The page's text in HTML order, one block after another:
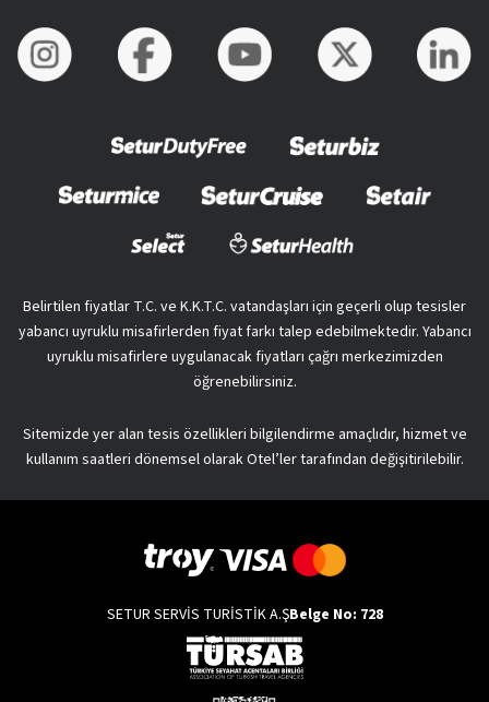
Belirtilen fiyatlar T.C. ve K.K.T.C. vatandaşları için geçerli olup tesisler
yabancı uyruklu misafirlerden fiyat farkı talep edebilmektedir. Yabancı
uyruklu misafirlere uygulanacak fiyatları çağrı merkezimizden
öğrenebilirsiniz.
Sitemizde yer alan tesis özellikleri bilgilendirme amaçlıdır, hizmet ve
kullanım saatleri dönemsel olarak Otel’ler tarafından değişitirilebilir.
SETUR SERVİS TURİSTİK A.ŞBelge No: 728